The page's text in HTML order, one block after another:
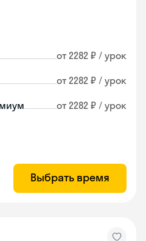
от 2282 ₽ / урок
от 2282 ₽ / урок
от 2282 ₽ / урок
Выбрать время